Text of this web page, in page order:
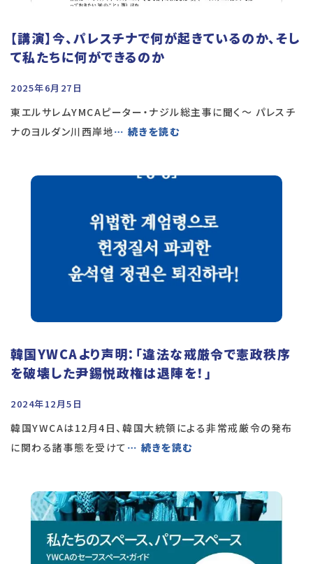
【講演】今、パレスチナで何が起きているのか、そし
て私たちに何ができるのか
2025年6月27日
東エルサレムYMCAピーター・ナジル総主事に聞く～ パレスチ
ナのヨルダン川西岸地… 続きを読む
韓国YWCAより声明：「違法な戒厳令で憲政秩序
を破壊した尹錫悦政権は退陣を！」
2024年12月5日
韓国YWCAは12月4日、韓国大統領による非常戒厳令の発布
に関わる諸事態を受けて … 続きを読む